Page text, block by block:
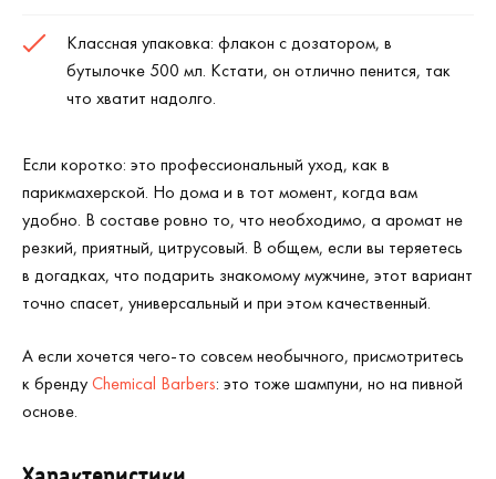
Классная упаковка: флакон с дозатором, в
бутылочке 500 мл. Кстати, он отлично пенится, так
что хватит надолго.
Если коротко: это профессиональный уход, как в
парикмахерской. Но дома и в тот момент, когда вам
удобно. В составе ровно то, что необходимо, а аромат не
резкий, приятный, цитрусовый. В общем, если вы теряетесь
в догадках, что подарить знакомому мужчине, этот вариант
точно спасет, универсальный и при этом качественный.
А если хочется чего-то совсем необычного, присмотритесь
к брендуChemical Barbers: это тоже шампуни, но на пивной
основе.